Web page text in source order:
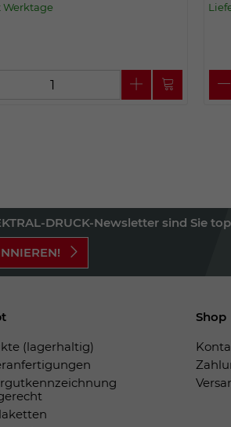
Werktage
DRUCK-Newsletter sind Sie
(lagerhaltig)
Shop